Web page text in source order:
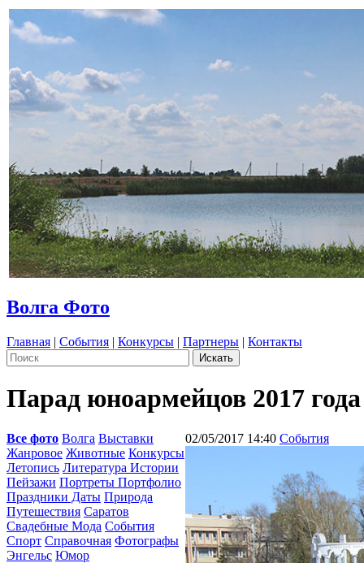
Волга Фото
Главная | События | Конкурсы | Партнеры | Контакты
Парад юноармейцов 2017 года
Все фото Волга Выставки
Жанровое Животные Конкурсы
Летопись Литература Истории
Пейзажи Портреты Портфолио
Праздники Даты Природа
Путешествия Саратов
Свадебные Мода События
Спорт Справочная Фотографы
Энгельс Юмор
02/05/2017 14:40 События